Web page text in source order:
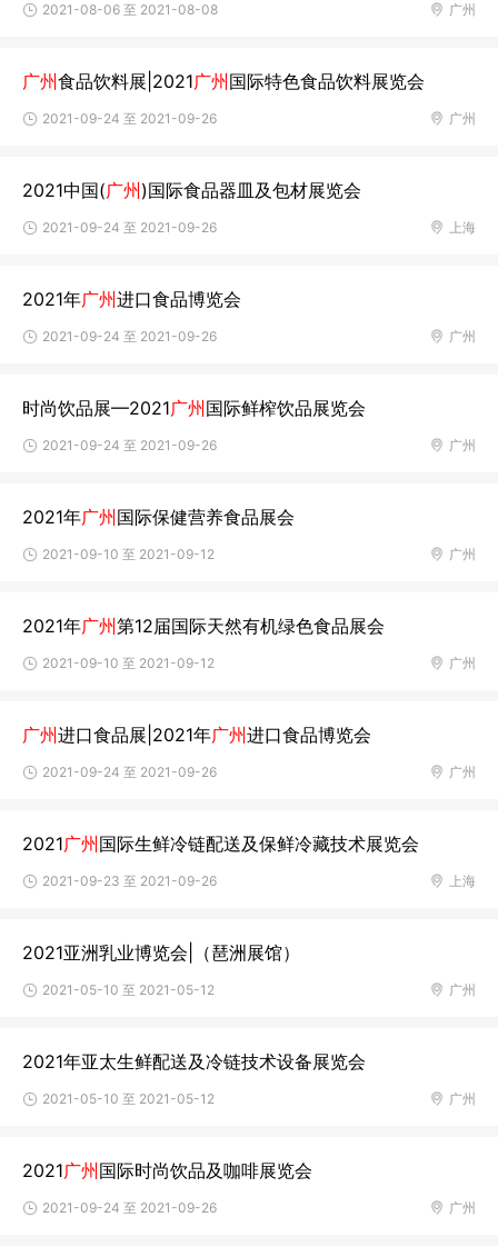
广州
2021-08-06 至 2021-08-08
广州食品饮料展|2021广州 国际特色食品饮料展览会
广州
2021-09-24 至 2021-09-26
2021中国(广州 )国际食品器皿及包材展览会
上海
2021-09-24 至 2021-09-26
2021年广州进口食品博览会
广州
2021-09-24 至 2021-09-26
时尚饮品展—2021广州 国际鲜榨饮品展览会
广州
2021-09-24 至 2021-09-26
2021年广州 国际保健营养食品展会
广州
2021-09-10 至 2021-09-12
2021年广州第12届国际天然有机绿色食品展会
广州
2021-09-10 至 2021-09-12
广州进口食品展|2021年广州进口食品博览会
广州
2021-09-24 至 2021-09-26
2021广州 国际生鲜冷链配送及保鲜冷藏技术展览会
上海
2021-09-23 至 2021-09-26
2021亚洲乳业博览会|（琶洲展馆）
广州
2021-05-10 至 2021-05-12
2021年亚太生鲜配送及冷链技术设备展览会
广州
2021-05-10 至 2021-05-12
2021广州 国际时尚饮品及咖啡展览会
广州
2021-09-24 至 2021-09-26